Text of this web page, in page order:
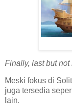
Finally, last but not
Meski fokus di
juga tersedia
lain.